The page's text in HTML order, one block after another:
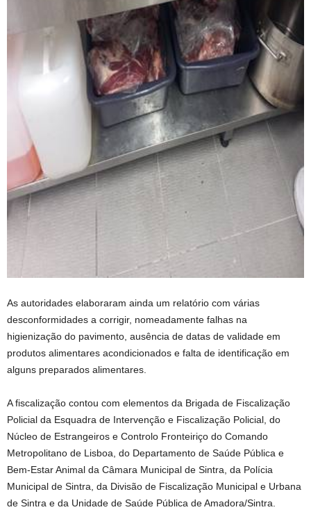
As autoridades elaboraram ainda um relatório com várias
desconformidades a corrigir, nomeadamente falhas na
higienização do pavimento, ausência de datas de validade em
produtos alimentares acondicionados e falta de identificação em
alguns preparados alimentares.
A fiscalização contou com elementos da Brigada de Fiscalização
Policial da Esquadra de Intervenção e Fiscalização Policial, do
Núcleo de Estrangeiros e Controlo Fronteiriço do Comando
Metropolitano de Lisboa, do Departamento de Saúde Pública e
Bem-Estar Animal da Câmara Municipal de Sintra, da Polícia
Municipal de Sintra, da Divisão de Fiscalização Municipal e Urbana
de Sintra e da Unidade de Saúde Pública de Amadora/Sintra.